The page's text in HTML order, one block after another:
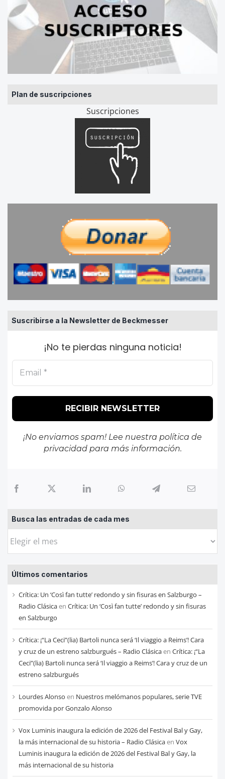
Plan de suscripciones
Suscripciones
Suscribirse a la Newsletter de Beckmesser
¡No te pierdas ninguna noticia!
¡No enviamos spam! Lee nuestra política de
privacidadpara más información.
Busca las entradas de cada mes
Busca
entradas
de
cada
mes
Últimos comentarios
Crítica: Un ‘Così fan tutte’ redondo y sin fisuras en Salzburgo –
Radio Clásicaen Crítica: Un ‘Così fan tutte’ redondo y sin fisuras
en Salzburgo
Crítica: ¡“La Ceci”(lia) Bartoli nunca será ‘Il viaggio a Reims’! Cara
y cruz de un estreno salzburgués – Radio Clásicaen Crítica: ¡“La
Ceci”(lia) Bartoli nunca será ‘Il viaggio a Reims’! Cara y cruz de un
estreno salzburgués
Lourdes Alonso en Nuestros melómanos populares, serie TVE
promovida por Gonzalo Alonso
Vox Luminis inaugura la edición de 2026 del Festival Bal y Gay,
la más internacional de su historia – Radio Clásicaen Vox
Luminis inaugura la edición de 2026 del Festival Bal y Gay, la
más internacional de su historia